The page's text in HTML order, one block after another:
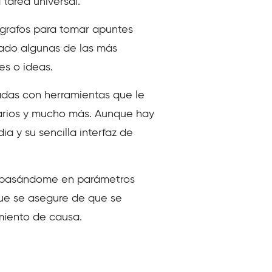
para tomar apuntes
algunas de las más
o ideas.
con herramientas que le
y mucho más. Aunque hay
y su sencilla interfaz de
en parámetros
se asegure de que se
de causa.